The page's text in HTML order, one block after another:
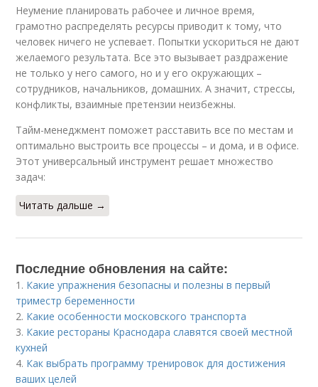
Неумение планировать рабочее и личное время,
грамотно распределять ресурсы приводит к тому, что
человек ничего не успевает. Попытки ускориться не дают
желаемого результата. Все это вызывает раздражение
не только у него самого, но и у его окружающих –
сотрудников, начальников, домашних. А значит, стрессы,
конфликты, взаимные претензии неизбежны.
Тайм-менеджмент поможет расставить все по местам и
оптимально выстроить все процессы – и дома, и в офисе.
Этот универсальный инструмент решает множество
задач:
Читать дальше →
Последние обновления на сайте:
1. Какие упражнения безопасны и полезны в первый
триместр беременности
2. Какие особенности московского транспорта
3. Какие рестораны Краснодара славятся своей местной
кухней
4. Как выбрать программу тренировок для достижения
ваших целей